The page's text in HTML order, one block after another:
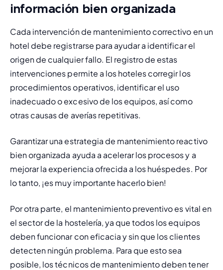
información bien organizada
Cada intervención de mantenimiento correctivo en un
hotel debe registrarse para ayudar a identificar el
origen de cualquier fallo. El registro de estas
intervenciones permite a los hoteles corregir los
procedimientos operativos, identificar el uso
inadecuado o excesivo de los equipos, así como
otras causas de averías repetitivas.
Garantizar una estrategia de mantenimiento reactivo
bien organizada ayuda a acelerar los procesos y a
mejorar la experiencia ofrecida a los huéspedes. Por
lo tanto, ¡es muy importante hacerlo bien!
Por otra parte, el mantenimiento preventivo es vital en
el sector de la hostelería, ya que todos los equipos
deben funcionar con eficacia y sin que los clientes
detecten ningún problema. Para que esto sea
posible, los técnicos de mantenimiento deben tener